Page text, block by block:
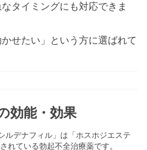
タイミングにも対応できま
せたい」という方に選ばれて
効能・効果
ルデナフィル」は「ホスホジエステ
れている勃起不全治療薬です。